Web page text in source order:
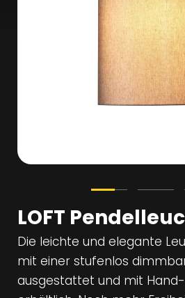
LOFT
Die leichte und elegante
mit einer stufenlos
ausgestattet und mit